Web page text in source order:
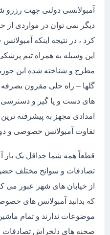
آمبولانسی دولتی جهت رزرو
دیگر نمی توان در مواردی
کرد ، در نتیجه اینکه
این وسیله به همراه تیم
مطرح و شناخته شده این
گلها – راه حلی مقرون بصرفه
های دست و پا گیر و دسترسی
امدادی مجهز به پیشرفته
تفاوت آمبولانس خصوصی و
قطعاً همه شما حداقل یک بار
تصادفات و سوانح مختلف
از خیابان های شهر عبور می
که بدانید آمبولانس های
موضوعات ندارند و تمام
صحنه های دلخراش تصادفات و